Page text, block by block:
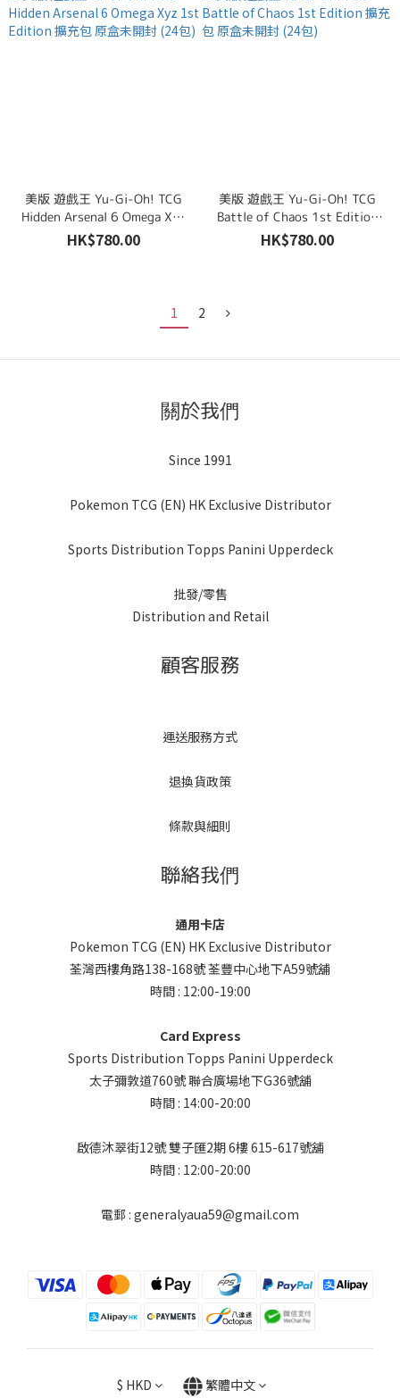
美版 遊戲王 Yu-Gi-Oh! TCG
Hidden Arsenal 6 Omega Xyz
1st Edition 擴充包 原盒未開封
(24包)
HK$780.00
美版 遊戲王 Yu-Gi-Oh! TCG
Battle of Chaos 1st Edition
擴充包 原盒未開封 (24包)
HK$780.00
1 2
關於我們
Since 1991
Pokemon TCG (EN) HK Exclusive Distributor
Sports Distribution Topps Panini Upperdeck
批發/零售
Distribution and Retail
顧客服務
運送服務方式
退換貨政策
條款與細則
聯絡我們
通用卡店
Pokemon TCG (EN) HK Exclusive Distributor
荃灣西樓角路138-168號 荃豐中心地下A59號舖
時間 : 12:00-19:00
Card Express
Sports Distribution Topps Panini Upperdeck
太子彌敦道760號 聯合廣場地下G36號舖
時間 : 14:00-20:00
啟德沐翠街12號 雙子匯2期 6樓 615-617號舖
時間 : 12:00-20:00
電郵 : generalyaua59@gmail.com
$ HKD 繁體中文